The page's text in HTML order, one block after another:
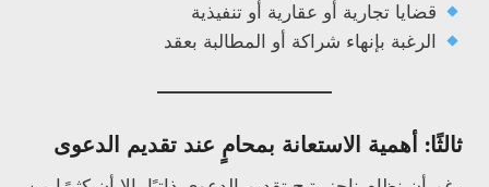
قضايا تجارية أو عقارية أو تنفيذية
الرغبة بإنهاء شراكة أو المطالبة بعقد
ثالثًا: أهمية الاستعانة بمحامٍ عند تقديم الدعوى